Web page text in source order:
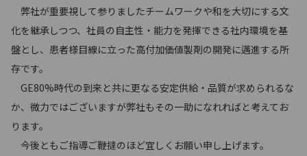
弊社が重要視して参りましたチームワークや和を大切にする文
化を継承しつつ、社員の自主性・能力を発揮できる社内環境を基
盤とし、患者様目線に立った高付加価値製剤の開発に邁進する所
存です。
GE80%時代の到来と共に更なる安定供給・品質が求められるな
か、微力ではございますが弊社もその一助になれればと考えてお
ります。
今後ともご指導ご鞭撻のほど宜しくお願い申し上げます。